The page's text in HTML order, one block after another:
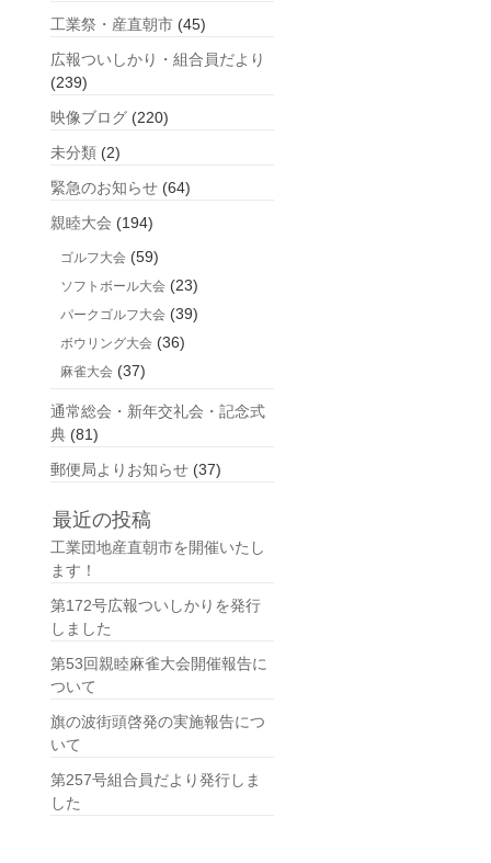
工業祭・産直朝市 (45)
広報ついしかり・組合員だより
(239)
映像ブログ (220)
未分類 (2)
緊急のお知らせ (64)
親睦大会 (194)
ゴルフ大会 (59)
ソフトボール大会 (23)
パークゴルフ大会 (39)
ボウリング大会 (36)
麻雀大会 (37)
通常総会・新年交礼会・記念式
典 (81)
郵便局よりお知らせ (37)
最近の投稿
工業団地産直朝市を開催いたし
ます！
第172号広報ついしかりを発行
しました
第53回親睦麻雀大会開催報告に
ついて
旗の波街頭啓発の実施報告につ
いて
第257号組合員だより発行しま
した